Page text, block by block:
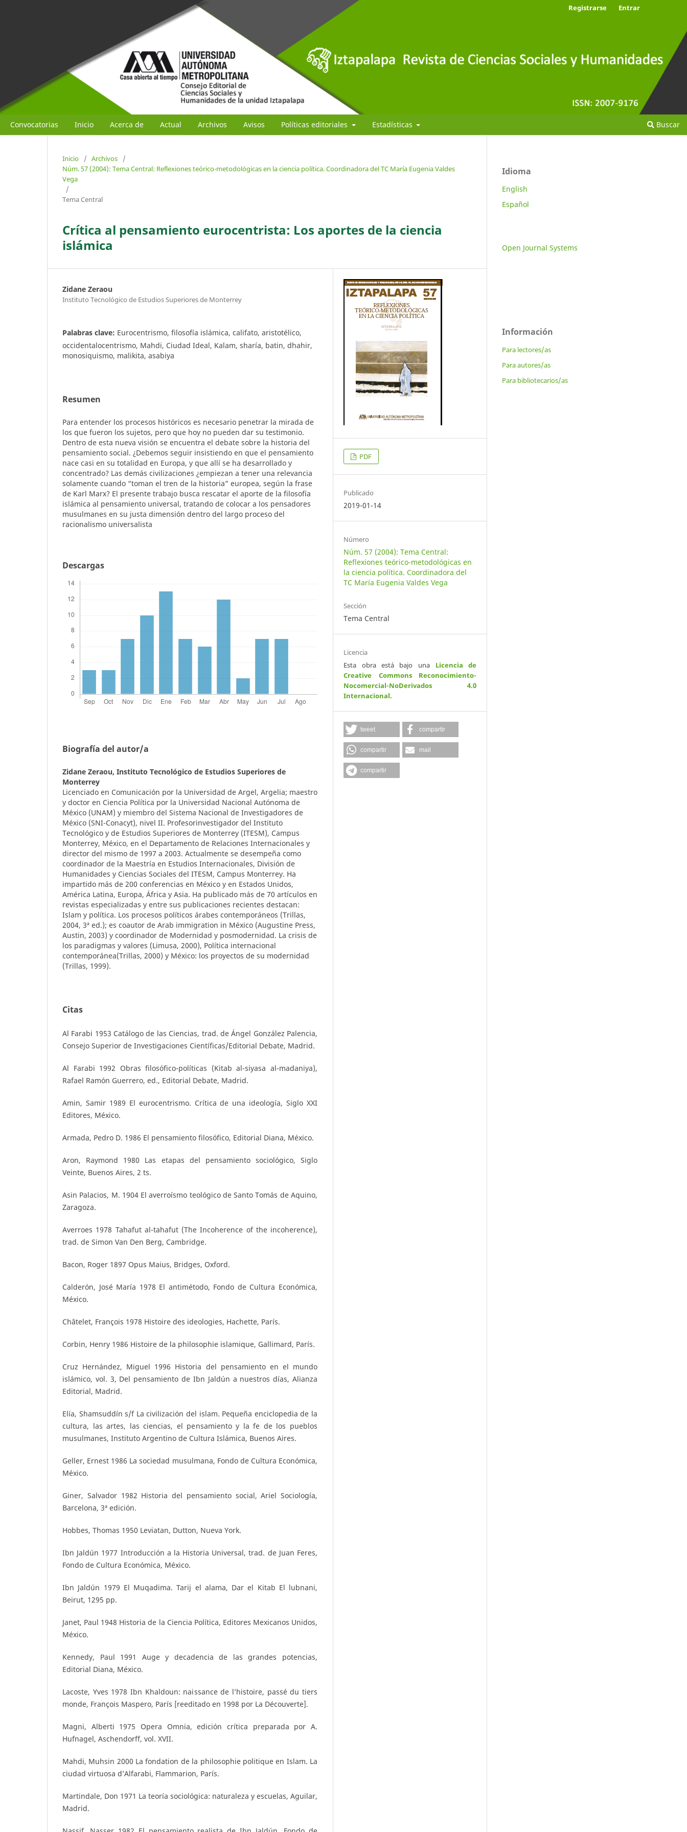
Convocatorias Inicio Acerca de Actual Archivos Avisos Políticas editoriales Estadísticas Buscar
Registrarse Entrar
Inicio / Archivos
/
Núm. 57 (2004): Tema Central: Reflexiones teórico-metodológicas en la ciencia política. Coordinadora del TC María Eugenia Valdes
Vega
/
Tema Central
Crítica al pensamiento eurocentrista: Los aportes de la ciencia
islámica
Zidane Zeraou
Instituto Tecnológico de Estudios Superiores de Monterrey
Palabras clave: Eurocentrismo, filosofía islámica, califato, aristotélico,
occidentalocentrismo, Mahdi, Ciudad Ideal, Kalam, sharía, batin, dhahir,
monosiquismo, malikita, asabiya
Resumen
Para entender los procesos históricos es necesario penetrar la mirada de
los que fueron los sujetos, pero que hoy no pueden dar su testimonio.
Dentro de esta nueva visión se encuentra el debate sobre la historia del
pensamiento social. ¿Debemos seguir insistiendo en que el pensamiento
nace casi en su totalidad en Europa, y que allí se ha desarrollado y
concentrado? Las demás civilizaciones ¿empiezan a tener una relevancia
solamente cuando “toman el tren de la historia” europea, según la frase
de Karl Marx? El presente trabajo busca rescatar el aporte de la filosofía
islámica al pensamiento universal, tratando de colocar a los pensadores
musulmanes en su justa dimensión dentro del largo proceso del
racionalismo universalista
Descargas
Biografía del autor/a
Zidane Zeraou, Instituto Tecnológico de Estudios Superiores de
Monterrey
Licenciado en Comunicación por la Universidad de Argel, Argelia; maestro
y doctor en Ciencia Política por la Universidad Nacional Autónoma de
México (UNAM) y miembro del Sistema Nacional de Investigadores de
México (SNI-Conacyt), nivel II. Profesorinvestigador del Instituto
Tecnológico y de Estudios Superiores de Monterrey (ITESM), Campus
Monterrey, México, en el Departamento de Relaciones Internacionales y
director del mismo de 1997 a 2003. Actualmente se desempeña como
coordinador de la Maestría en Estudios Internacionales, División de
Humanidades y Ciencias Sociales del ITESM, Campus Monterrey. Ha
impartido más de 200 conferencias en México y en Estados Unidos,
América Latina, Europa, África y Asia. Ha publicado más de 70 artículos en
revistas especializadas y entre sus publicaciones recientes destacan:
Islam y política. Los procesos políticos árabes contemporáneos (Trillas,
2004, 3ª ed.); es coautor de Arab immigration in México (Augustine Press,
Austin, 2003) y coordinador de Modernidad y posmodernidad. La crisis de
los paradigmas y valores (Limusa, 2000), Política internacional
contemporánea(Trillas, 2000) y México: los proyectos de su modernidad
(Trillas, 1999).
Citas
Al Farabi 1953 Catálogo de las Ciencias, trad. de Ángel González Palencia,
Consejo Superior de Investigaciones Científicas/Editorial Debate, Madrid.
Al Farabi 1992 Obras filosófico-políticas (Kitab al-siyasa al-madaniya),
Rafael Ramón Guerrero, ed., Editorial Debate, Madrid.
Amin, Samir 1989 El eurocentrismo. Crítica de una ideología, Siglo XXI
Editores, México.
Armada, Pedro D. 1986 El pensamiento filosófico, Editorial Diana, México.
Aron, Raymond 1980 Las etapas del pensamiento sociológico, Siglo
Veinte, Buenos Aires, 2 ts.
Asin Palacios, M. 1904 El averroísmo teológico de Santo Tomás de Aquino,
Zaragoza.
Averroes 1978 Tahafut al-tahafut (The Incoherence of the incoherence),
trad. de Simon Van Den Berg, Cambridge.
Bacon, Roger 1897 Opus Maius, Bridges, Oxford.
Calderón, José María 1978 El antimétodo, Fondo de Cultura Económica,
México.
Châtelet, François 1978 Histoire des ideologies, Hachette, París.
Corbin, Henry 1986 Histoire de la philosophie islamique, Gallimard, París.
Cruz Hernández, Miguel 1996 Historia del pensamiento en el mundo
islámico, vol. 3, Del pensamiento de Ibn Jaldún a nuestros días, Alianza
Editorial, Madrid.
Elía, Shamsuddín s/f La civilización del islam. Pequeña enciclopedia de la
cultura, las artes, las ciencias, el pensamiento y la fe de los pueblos
musulmanes, Instituto Argentino de Cultura Islámica, Buenos Aires.
Geller, Ernest 1986 La sociedad musulmana, Fondo de Cultura Económica,
México.
Giner, Salvador 1982 Historia del pensamiento social, Ariel Sociología,
Barcelona, 3ª edición.
Hobbes, Thomas 1950 Leviatan, Dutton, Nueva York.
Ibn Jaldún 1977 Introducción a la Historia Universal, trad. de Juan Feres,
Fondo de Cultura Económica, México.
Ibn Jaldún 1979 El Muqadima. Tarij el alama, Dar el Kitab El lubnani,
Beirut, 1295 pp.
Janet, Paul 1948 Historia de la Ciencia Política, Editores Mexicanos Unidos,
México.
Kennedy, Paul 1991 Auge y decadencia de las grandes potencias,
Editorial Diana, México.
Lacoste, Yves 1978 Ibn Khaldoun: naissance de l’histoire, passé du tiers
monde, François Maspero, París [reeditado en 1998 por La Découverte].
Magni, Alberti 1975 Opera Omnia, edición crítica preparada por A.
Hufnagel, Aschendorff, vol. XVII.
Mahdi, Muhsin 2000 La fondation de la philosophie politique en Islam. La
ciudad virtuosa d’Alfarabi, Flammarion, París.
Martindale, Don 1971 La teoría sociológica: naturaleza y escuelas, Aguilar,
Madrid.
PDF
Publicado
2019-01-14
Número
Núm. 57 (2004): Tema Central:
Reflexiones teórico-metodológicas en
la ciencia política. Coordinadora del
TC María Eugenia Valdes Vega
Sección
Tema Central
Licencia
Esta obra está bajo una Licencia de
Creative Commons Reconocimiento-
Nocomercial-NoDerivados 4.0
Internacional.
tweet compartir
compartir mail
compartir
Idioma
English
Español
Open Journal Systems
Información
Para lectores/as
Para autores/as
Para bibliotecarios/as